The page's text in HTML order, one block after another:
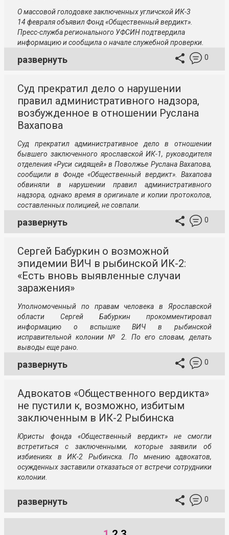
О массовой голодовке заключенных угличской ИК-3
14 февраля объявил Фонд «Общественный вердикт».
Пресс-служба регионального УФСИН подтвердила
информацию и сообщила о начале служебной проверки.
развернуть 0
Суд прекратил дело о нарушении
правил административного надзора,
возбужденное в отношении Руслана
Вахапова
Суд прекратил административное дело в отношении
бывшего заключенного ярославской ИК-1, руководителя
отделения «Руси сидящей» в Поволжье Руслана Вахапова,
сообщили в Фонде «Общественный вердикт». Вахапова
обвиняли в нарушении правил административного
надзора, однако время в оригинале и копии протоколов,
составленных полицией, не совпали.
развернуть 0
Сергей Бабуркин о возможной
эпидемии ВИЧ в рыбинской ИК-2:
«Есть вновь выявленные случаи
заражения»
Уполномоченный по правам человека в Ярославской
области Сергей Бабуркин прокомментировал
информацию о вспышке ВИЧ в рыбинской
исправительной колонии № 2. По его словам, делать
выводы еще рано.
развернуть 0
Адвокатов «Общественного вердикта»
не пустили к, возможно, избитым
заключенным в ИК-2 Рыбинска
Юристы фонда «Общественный вердикт» не смогли
встретиться с заключенными, которые заявили об
избиениях в ИК-2 Рыбинска. По мнению адвокатов,
осужденных заставили отказаться от встречи сотрудники
колонии.
развернуть 0